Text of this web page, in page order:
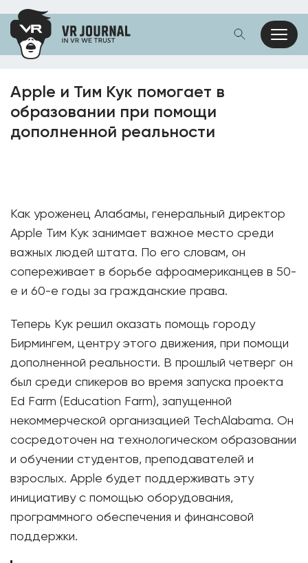
Apple и Тим Кук помогает в
образовании при помощи
дополненной реальности
Как уроженец Алабамы, генеральный директор
Apple Тим Кук занимает важное место среди
важных людей штата. По его словам, он
сопереживает в борьбе афроамериканцев в 50-
е и 60-е годы за гражданские права.
Теперь Кук решил оказать помощь городу
Бирмингем, центру этого движения, при помощи
дополненной реальности. В прошлый четверг он
был среди спикеров во время запуска проекта
Ed Farm (Education Farm), запущенной
некоммерческой организацией TechAlabama. Он
сосредоточен на технологическом образовании
и обучении студентов, преподавателей и
взрослых. Apple будет поддерживать эту
инициативу с помощью оборудования,
программного обеспечения и финансовой
поддержки.